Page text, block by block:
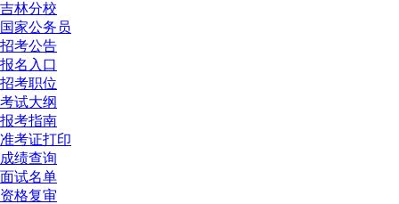
吉林分校
国家公务员
招考公告
报名入口
招考职位
考试大纲
报考指南
准考证打印
成绩查询
面试名单
资格复审